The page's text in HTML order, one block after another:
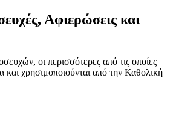
Αφιερώσεις και
οι περισσότερες από τις οποίες
και χρησιμοποιούνται από την Καθολική